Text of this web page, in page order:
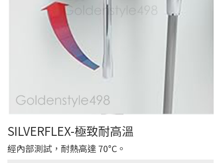
SILVERFLEX-極致耐高溫
經內部測試，耐熱高達 70°C。